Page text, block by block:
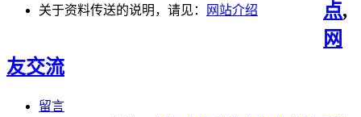
关于资料传送的说明，请见：
网站介绍
点,
网
友交流
留言